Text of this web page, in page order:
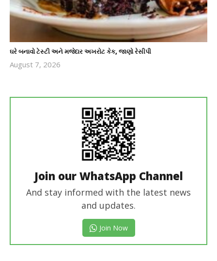
ઘરે બનાવો ટેસ્ટી અને મજેદાર અખરોટ કેક, જાણો રેસીપી
August 7, 2026
Join our WhatsApp Channel
And stay informed with the latest news
and updates.
Join Now